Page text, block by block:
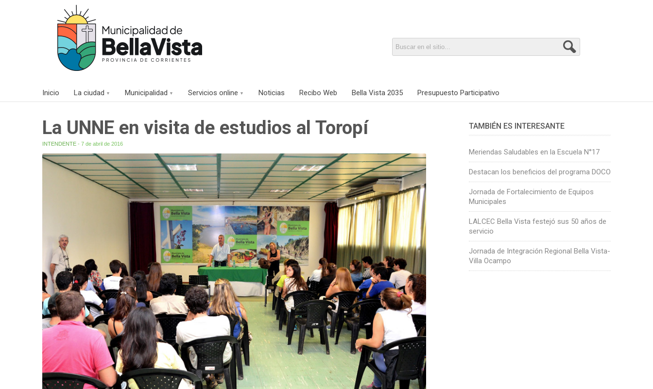
Inicio La ciudad Municipalidad Servicios online Noticias Recibo Web Bella Vista 2035 Presupuesto Participativo
La UNNE en visita de estudios al Toropí
INTENDENTE - 7 de abril de 2016
TAMBIÉN ES INTERESANTE
Meriendas Saludables en la Escuela N°17
Destacan los beneficios del programa DOCO
Jornada de Fortalecimiento de Equipos
Municipales
LALCEC Bella Vista festejó sus 50 años de
servicio
Jornada de Integración Regional Bella Vista-
Villa Ocampo